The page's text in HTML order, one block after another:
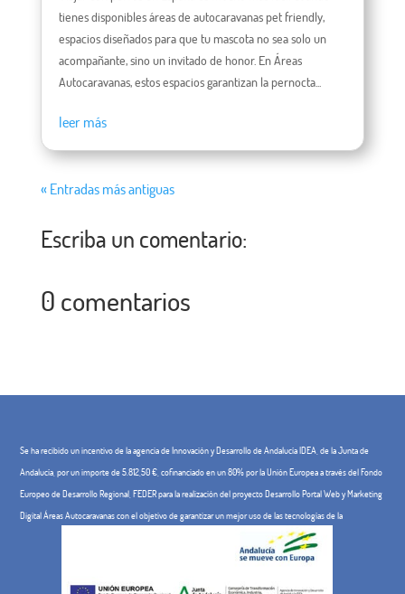
tienes disponibles áreas de autocaravanas pet friendly,
espacios diseñados para que tu mascota no sea solo un
acompañante, sino un invitado de honor. En Áreas
Autocaravanas, estos espacios garantizan la pernocta...
leer más
« Entradas más antiguas
Escriba un comentario:
0 comentarios
Se ha recibido un incentivo de la agencia de Innovación y Desarrollo de Andalucía IDEA, de la Junta de
Andalucía, por un importe de 5.812,50 €, cofinanciado en un 80% por la Unión Europea a través del Fondo
Europeo de Desarrollo Regional, FEDER para la realización del proyecto Desarrollo Portal Web y Marketing
Digital Áreas Autocaravanas con el objetivo de garantizar un mejor uso de las tecnologías de la